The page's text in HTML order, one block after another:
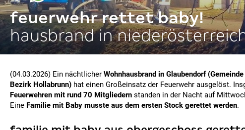
feuerwehr rettet baby!
hausbrand in
(04.03.2026) Ein nächtlicher Wohnhausbrand in Glaubendorf
Bezirk Hollabrunn) hat einen Großeinsatz der Feuerwehr ausgelöst.
Feuerwehren mit rund 70 Mitgliedern standen in der Nacht auf
Eine Familie mit Baby musste aus dem ersten Stock gerettet werden.